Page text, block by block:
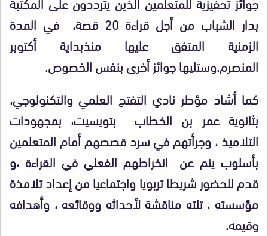
بدار الشباب من أجل قراءة 20 قصة، في المدة
الزمنية المتفق عليها منذبداية أكتوبر
المنصرم.وستليها جوائز أخرى بنفس الخصوص.
كما أشاد مؤطر نادي التفتح العلمي والتكنولوجي،
بثانوية عمر بن الخطاب بتويسيت، بمجهودات
التلاميذ ، وجرأتهم في سرد قصصهم أمام المتعلمين
بأسلوب ينم عن انخراطهم الفعلي في القراءة ،و
قدم للحضور شريطا تربويا واجتماعيا من إعداد تلامذة
مؤسسته ، تلته مناقشة لأحداثه ووقائعه ، وأهدافه
وقيمه.